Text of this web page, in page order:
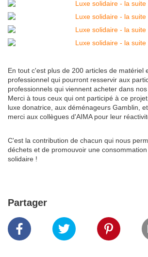
En tout c'est plus de 200 articles de matériel
professionnel qui pourront resservir aux
professionnels qui viennent acheter dans
Merci à tous ceux qui ont participé à ce
luxe donatrice, aux déménageurs Gamblin,
merci aux collègues d'AIMA pour leur
C'est la contribution de chacun qui nous
déchets et de promouvoir une
solidaire !
Partager